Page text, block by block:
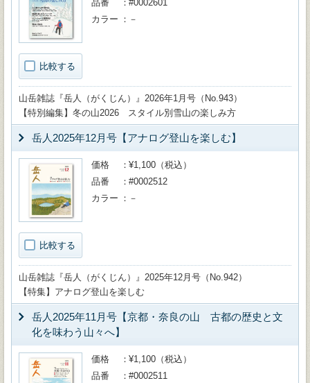
比較する
品番
#0002601
カラー
－
山岳雑誌『岳人（がくじん）』2026年1月号（No.943）
【特別編集】冬の山2026 スタイル別雪山の楽しみ方
岳人2025年12月号【アナログ登山を楽しむ】
比較する
価格
¥1,100（税込）
品番
#0002512
カラー
－
山岳雑誌『岳人（がくじん）』2025年12月号（No.942）
【特集】アナログ登山を楽しむ
岳人2025年11月号【京都・奈良の山 古都の歴史と文
化を味わう山々へ】
価格
¥1,100（税込）
品番
#0002511